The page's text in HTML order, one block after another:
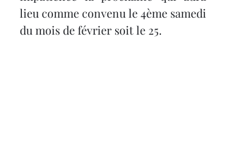
lieu comme convenu le 4ème samedi
du mois de février soit le 25.